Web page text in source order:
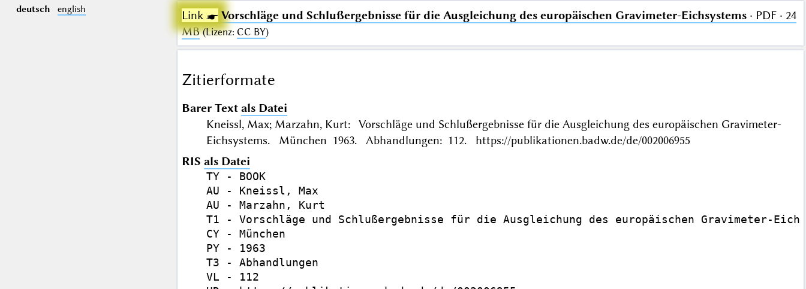
deutsch
english Link ☛ Vorschläge und Schlußergebnisse für die Ausgleichung des europäischen Gravimeter-Eichsystems· PDF · 24
MB (Lizenz: CC BY)
Zitierformate
Barer Text als Datei
Kneissl, Max; Marzahn, Kurt: Vorschläge und Schlußergebnisse für die Ausgleichung des europäischen Gravimeter-
Eichsystems. München 1963. Abhandlungen: 112. https://publikationen.badw.de/de/002006955
RIS als Datei
TY - BOOK
AU - Kneissl, Max
AU - Marzahn, Kurt
T1 - Vorschläge und Schlußergebnisse für die Ausgleichung des europäischen Gravimeter-
CY - München
PY - 1963
T3 - Abhandlungen
VL - 112